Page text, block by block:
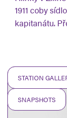
1911 coby
kapitanátu.
STATION
SNAPSHOTS